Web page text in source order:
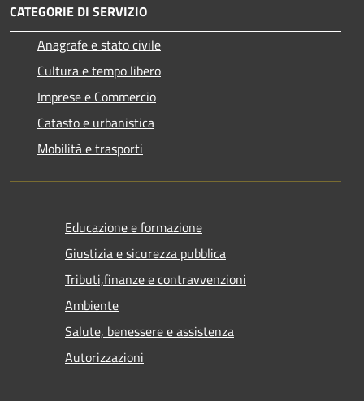
CATEGORIE DI SERVIZIO
Anagrafe e stato civile
Cultura e tempo libero
Imprese e Commercio
Catasto e urbanistica
Mobilità e trasporti
Educazione e formazione
Giustizia e sicurezza pubblica
Tributi,finanze e contravvenzioni
Ambiente
Salute, benessere e assistenza
Autorizzazioni